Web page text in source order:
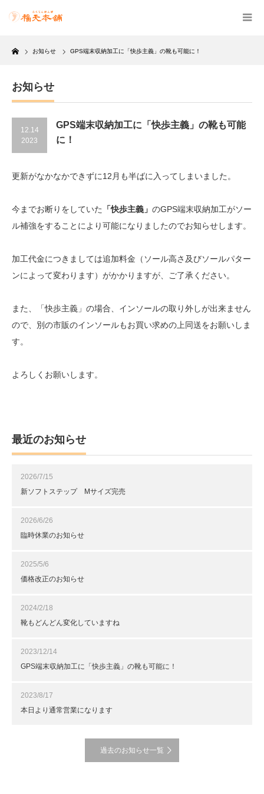
Home
お知らせ GPS端末収納加工に「快歩主義」の靴も可能に！
お知らせ
12.14
2023
GPS端末収納加工に「快歩主義」の靴も可能
に！
更新がなかなかできずに12月も半ばに入ってしまいました。
今までお断りをしていた 「快歩主義」 のGPS端末収納加工がソー
ル補強をすることにより可能になりましたのでお知らせします。
加工代金につきましては追加料金（ソール高さ及びソールパター
ンによって変わります）がかかりますが、ご了承ください。
また、「快歩主義」の場合、インソールの取り外しが出来ません
ので、別の市販のインソールもお買い求めの上同送をお願いしま
す。
よろしくお願いします。
最近のお知らせ
2026/7/15
新ソフトステップ Mサイズ完売
2026/6/26
臨時休業のお知らせ
2025/5/6
価格改正のお知らせ
2024/2/18
靴もどんどん変化していますね
2023/12/14
GPS端末収納加工に「快歩主義」の靴も可能に！
2023/8/17
本日より通常営業になります
過去のお知らせ一覧